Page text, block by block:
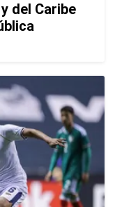
del Caribe